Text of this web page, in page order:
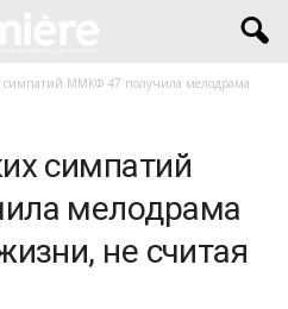
симпатий ММКФ 47 получила мелодрама
симпатий
мелодрама
не считая